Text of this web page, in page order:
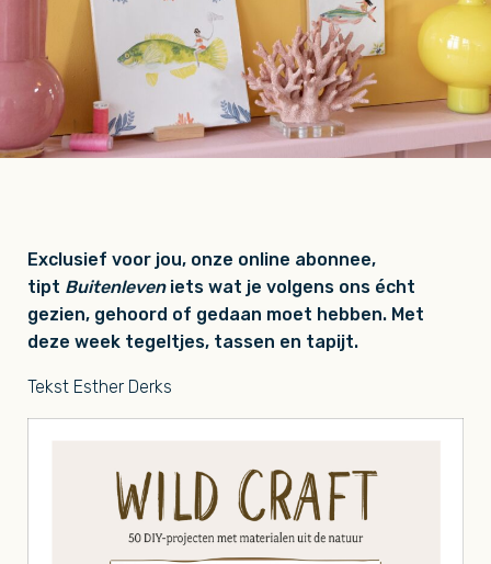
Exclusief voor jou, onze online abonnee,
tipt Buitenleveniets wat je volgens ons écht
gezien, gehoord of gedaan moet hebben. Met
deze week tegeltjes, tassen en tapijt.
Tekst Esther Derks